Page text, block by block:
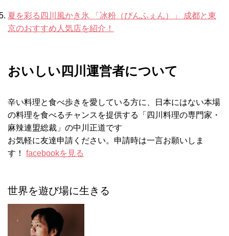
夏を彩る四川風かき氷 「冰粉（びんふぇん）」 成都と東
京のおすすめ人気店を紹介！
おいしい四川運営者について
辛い料理と食べ歩きを愛している方に、日本にはない本場
の料理を食べるチャンスを提供する「四川料理の専門家・
麻辣連盟総裁」の中川正道です
お気軽に友達申請ください。申請時は一言お願いしま
す！ facebookを見る
世界を遊び場に生きる